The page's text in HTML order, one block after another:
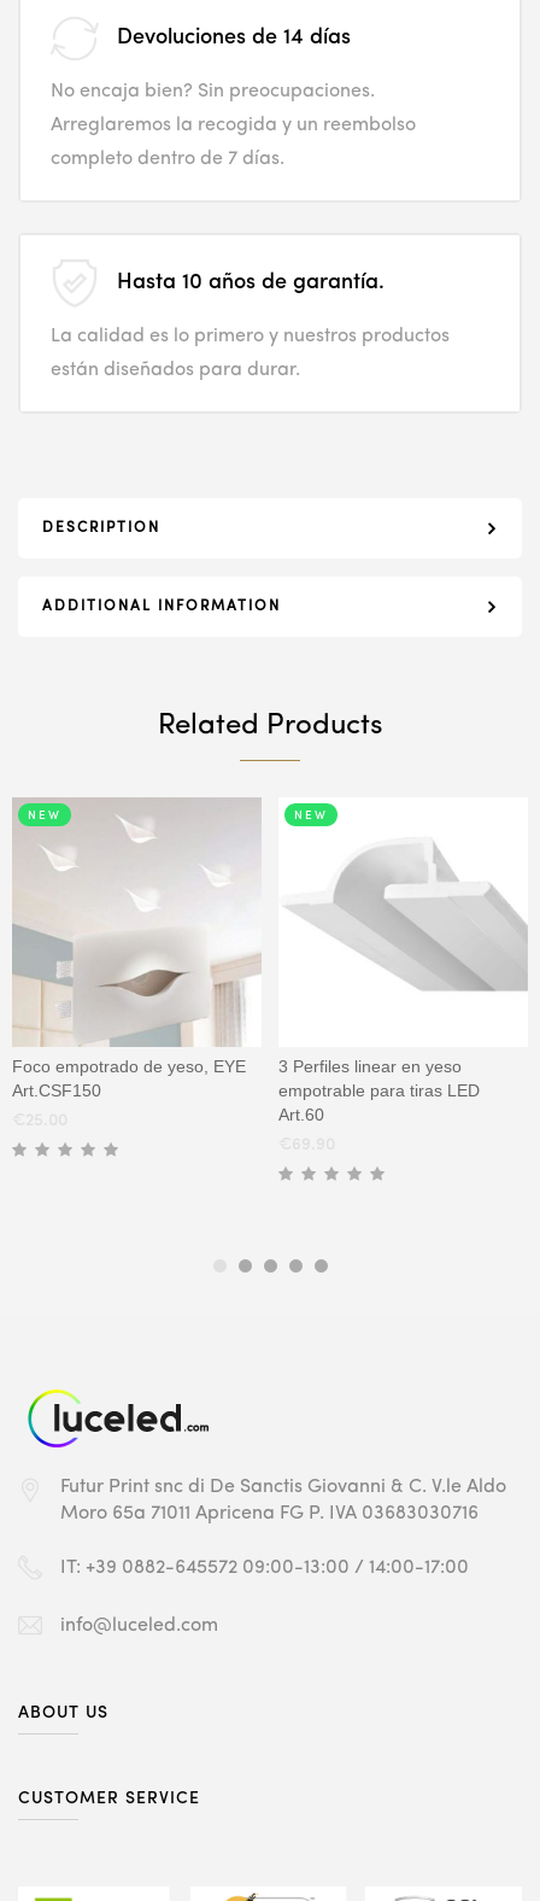
Devoluciones de 14 días
No encaja bien? Sin preocupaciones.
Arreglaremos la recogida y un reembolso
completo dentro de 7 días.
Hasta 10 años de garantía.
La calidad es lo primero y nuestros productos
están diseñados para durar.
DESCRIPTION
ADDITIONAL INFORMATION
Related Products
NEW
Foco empotrado de yeso, EYE
Art.CSF150
NEW
3 Perfiles linear en yeso
empotrable para tiras LED
Art.60
Futur Print snc di De Sanctis Giovanni & C. V.le Aldo
Moro 65a 71011 Apricena FG P. IVA 03683030716
IT: +39 0882-645572 09:00-13:00 / 14:00-17:00
info@luceled.com
ABOUT US
CUSTOMER SERVICE